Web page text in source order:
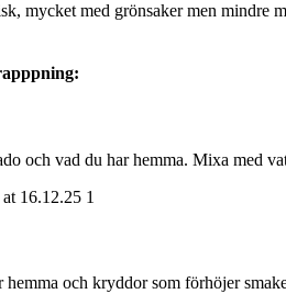
mycket med grönsaker men mindre
och vad du har hemma. Mixa med
och kryddor som förhöjer